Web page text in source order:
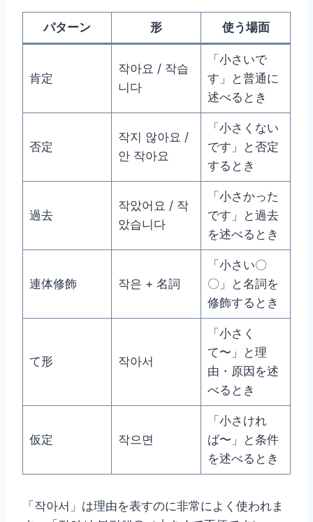
パターン 形 使う場面
肯定
작아요 / 작습
니다
「小さいで
す」と普通に
述べるとき
否定
작지 않아요 /
안 작아요
「小さくない
です」と否定
するとき
過去
작았어요 / 작
았습니다
「小さかった
です」と過去
を述べるとき
連体修飾 작은 + 名詞
「小さい〇
〇」と名詞を
修飾するとき
て形 작아서
「小さく
て〜」と理
由・原因を述
べるとき
仮定 작으면
「小さけれ
ば〜」と条件
を述べるとき
「작아서」は理由を表すのに非常によく使われま